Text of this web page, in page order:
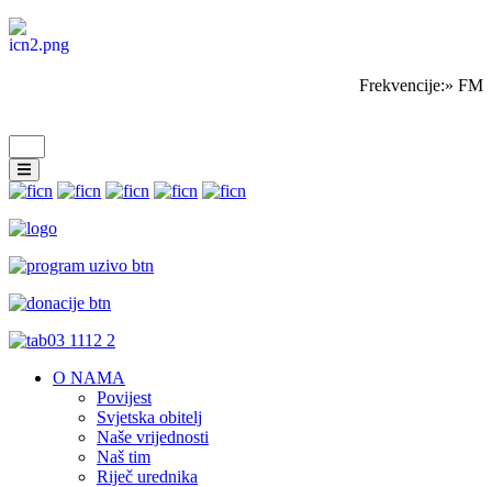
Frekvencije:» FM
O NAMA
Povijest
Svjetska obitelj
Naše vrijednosti
Naš tim
Riječ urednika